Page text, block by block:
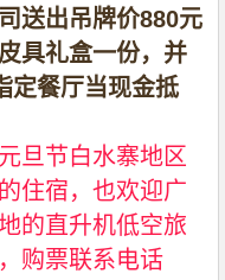
送出吊牌价880元
具礼盒一份，并
定餐厅当现金抵
旦节白水寨地区
住宿，也欢迎广
的直升机低空旅
购票联系电话